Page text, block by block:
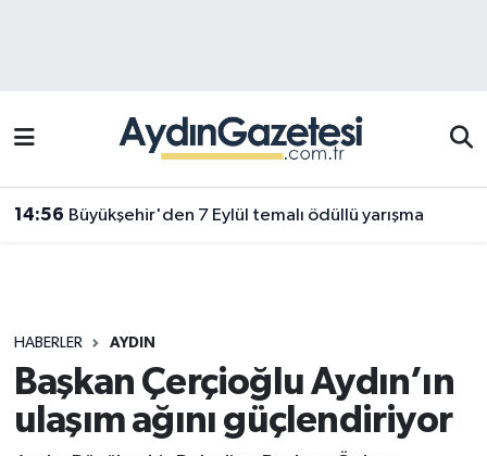
14:56 Büyükşehir'den 7 Eylül temalı ödüllü yarışma
HABERLER AYDIN
Başkan Çerçioğlu Aydın’ın
ulaşım ağını güçlendiriyor
Efeler Trafik Yoğunluk Haritası
Süper Lig Puan Durumu ve Fikstür